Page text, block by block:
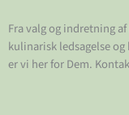
Fra valg og indretning
kulinarisk ledsagelse
er vi her for Dem.